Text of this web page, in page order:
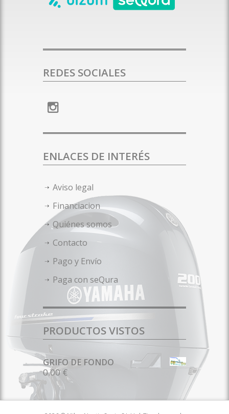
REDES SOCIALES
ENLACES DE INTERÉS
Aviso legal
Financiacion
Quiénes somos
Contacto
Pago y Envío
Paga con seQura
PRODUCTOS VISTOS
GRIFO DE FONDO
0.00 €